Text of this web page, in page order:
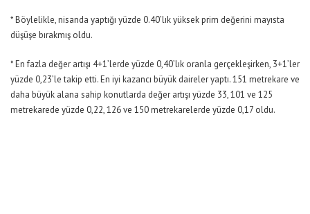
* Böylelikle, nisanda yaptığı yüzde 0.40’lık yüksek prim değerini mayısta
düşüşe bırakmış oldu.
* En fazla değer artışı 4+1’lerde yüzde 0,40’lık oranla gerçekleşirken, 3+1’ler
yüzde 0,23’le takip etti. En iyi kazancı büyük daireler yaptı. 151 metrekare ve
daha büyük alana sahip konutlarda değer artışı yüzde 33, 101 ve 125
metrekarede yüzde 0,22, 126 ve 150 metrekarelerde yüzde 0,17 oldu.